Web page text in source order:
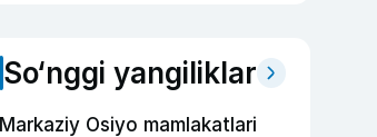
So‘nggi yangiliklar
Markaziy Osiyo mamlakatlari